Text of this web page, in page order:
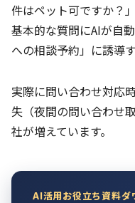
件はペット可ですか？
基本的な質問にAIが自
への相談予約」に誘導
実際に問い合わせ対応
失（夜間の問い合わせ
社が増えています。
AI活用お役立ち資料ダ